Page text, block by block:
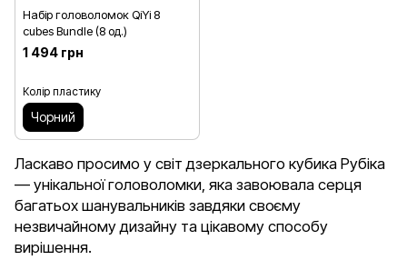
Набір головоломок QiYi 8
cubes Bundle (8 од.)
1 494 грн
Колір пластику
Чорний
Ласкаво просимо у світ дзеркального кубика Рубіка
— унікальної головоломки, яка завоювала серця
багатьох шанувальників завдяки своєму
незвичайному дизайну та цікавому способу
вирішення.